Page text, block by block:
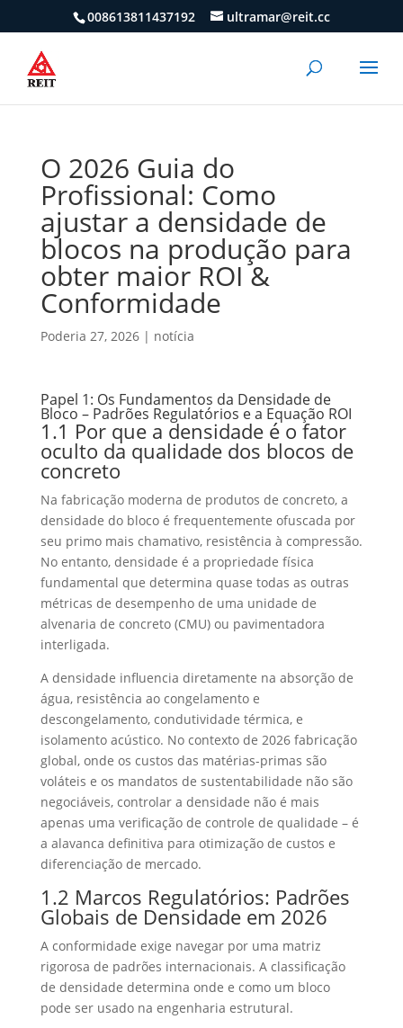
008613811437192 ultramar@reit.cc
O 2026 Guia do
Profissional: Como
ajustar a densidade de
blocos na produção para
obter maior ROI &
Conformidade
Poderia 27, 2026| notícia
Papel 1: Os Fundamentos da Densidade de
Bloco – Padrões Regulatórios e a Equação ROI
1.1 Por que a densidade é o fator
oculto da qualidade dos blocos de
concreto
Na fabricação moderna de produtos de concreto, a
densidade do bloco é frequentemente ofuscada por
seu primo mais chamativo, resistência à compressão.
No entanto, densidade é a propriedade física
fundamental que determina quase todas as outras
métricas de desempenho de uma unidade de
alvenaria de concreto (CMU) ou pavimentadora
interligada.
A densidade influencia diretamente na absorção de
água, resistência ao congelamento e
descongelamento, condutividade térmica, e
isolamento acústico. No contexto de 2026 fabricação
global, onde os custos das matérias-primas são
voláteis e os mandatos de sustentabilidade não são
negociáveis, controlar a densidade não é mais
apenas uma verificação de controle de qualidade – é
a alavanca definitiva para otimização de custos e
diferenciação de mercado.
1.2 Marcos Regulatórios: Padrões
Globais de Densidade em 2026
A conformidade exige navegar por uma matriz
rigorosa de padrões internacionais. A classificação
de densidade determina onde e como um bloco
pode ser usado na engenharia estrutural.